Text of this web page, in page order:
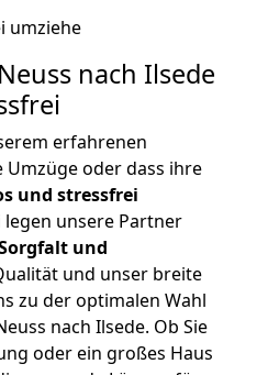
Neuss nach Ilsede
erfahrenen
oder dass ihre
und stressfrei
unsere Partner
und
und unser breite
zu der optimalen Wahl
nach Ilsede. Ob Sie
oder ein großes Haus